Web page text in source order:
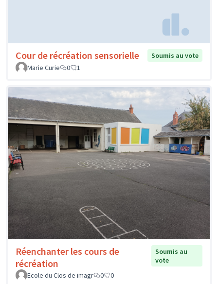
Cour de récréation sensorielle
Soumis au vote
Marie Curie
0 1
Réenchanter les cours de
récréation
Soumis au
vote
Ecole du Clos de imagr
0 0